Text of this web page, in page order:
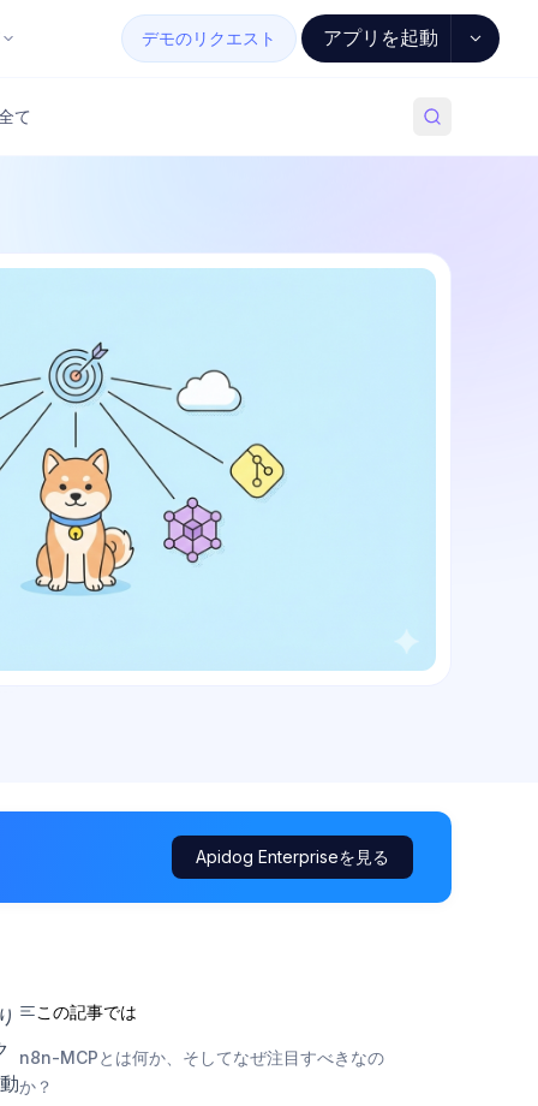
デモのリクエスト アプリを起動
て
Apidog Enterpriseを見る
この記事では
n8n-MCPとは何か、そしてなぜ注目すべきなの
か？